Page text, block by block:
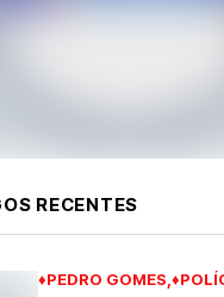
RECENTES
♦PEDRO GOMES